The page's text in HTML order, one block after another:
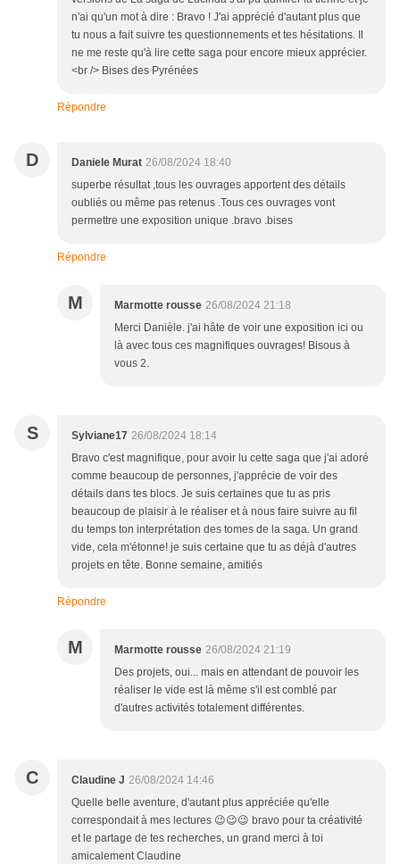
n'ai qu'un mot à dire : Bravo ! J'ai apprécié d'autant plus que
tu nous a fait suivre tes questionnements et tes hésitations. Il
ne me reste qu'à lire cette saga pour encore mieux apprécier.
<br /> Bises des Pyrénées
Répondre
D Daniele Murat 26/08/2024 18:40
superbe résultat ,tous les ouvrages apportent des détails
oubliés ou même pas retenus .Tous ces ouvrages vont
permettre une exposition unique .bravo .bises
Répondre
M Marmotte rousse 26/08/2024 21:18
Merci Danièle. j'ai hâte de voir une exposition ici ou
là avec tous ces magnifiques ouvrages! Bisous à
vous 2.
S Sylviane17 26/08/2024 18:14
Bravo c'est magnifique, pour avoir lu cette saga que j'ai adoré
comme beaucoup de personnes, j'apprécie de voir des
détails dans tes blocs. Je suis certaines que tu as pris
beaucoup de plaisir à le réaliser et à nous faire suivre au fil
du temps ton interprétation des tomes de la saga. Un grand
vide, cela m'étonne! je suis certaine que tu as déjà d'autres
projets en tête. Bonne semaine, amitiés
Répondre
M Marmotte rousse 26/08/2024 21:19
Des projets, oui... mais en attendant de pouvoir les
réaliser le vide est là même s'il est comblé par
d'autres activités totalement différentes.
C Claudine J 26/08/2024 14:46
Quelle belle aventure, d'autant plus appréciée qu'elle
correspondait à mes lectures 😉😉😉 bravo pour ta créativité
et le partage de tes recherches, un grand merci à toi
amicalement Claudine